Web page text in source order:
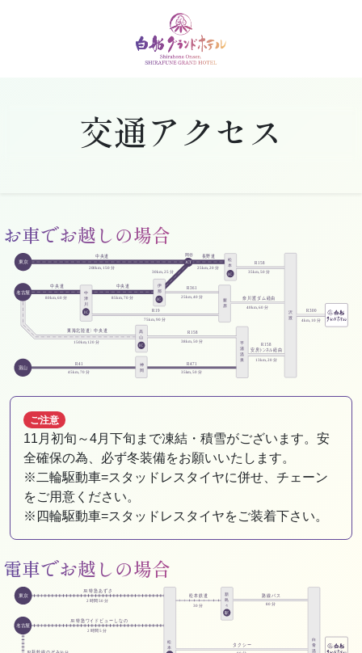
交通アクセス
お車でお越しの場合
ご注意
11月初旬～4月下旬まで凍結・積雪がございます。安
全確保の為、必ず冬装備をお願いいたします。
※二輪駆動車=スタッドレスタイヤに併せ、チェーン
をご用意ください。
※四輪駆動車=スタッドレスタイヤをご装着下さい。
電車でお越しの場合